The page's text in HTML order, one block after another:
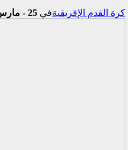
كرة القدم الإفريقيةفي 25 - مارس - 2026 | 19:21 مساءً